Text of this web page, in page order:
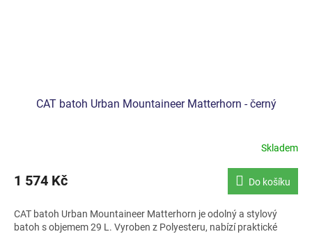
CAT batoh Urban Mountaineer Matterhorn - černý
Skladem
1 574 Kč Do košíku
CAT batoh Urban Mountaineer Matterhorn je odolný a stylový
batoh s objemem 29 L. Vyroben z Polyesteru, nabízí praktické